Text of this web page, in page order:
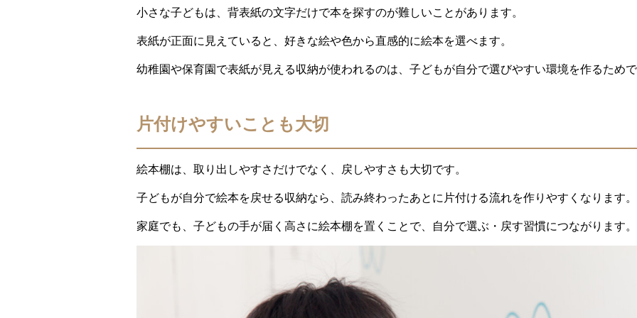
小さな子どもは、背表紙の文字だけで本を探すのが難しいことがあります。
表紙が正面に見えていると、好きな絵や色から直感的に絵本を選べます。
幼稚園や保育園で表紙が見える収納が使われるのは、子どもが自分で選びやすい環境を作るため
片付けやすいことも大切
絵本棚は、取り出しやすさだけでなく、戻しやすさも大切です。
子どもが自分で絵本を戻せる収納なら、読み終わったあとに片付ける流れを作りやすくなります。
家庭でも、子どもの手が届く高さに絵本棚を置くことで、自分で選ぶ・戻す習慣につながります。